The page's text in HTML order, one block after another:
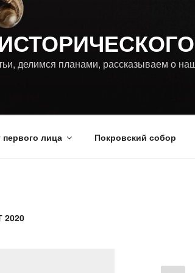
делимся планами, рассказываем о
первого лица Покровский собор
2020